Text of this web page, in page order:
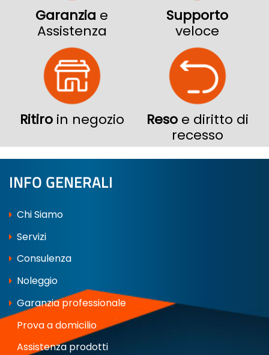
Garanzia e
Assistenza
Supporto
veloce
Ritiro in negozio Resoe diritto di
recesso
INFO GENERALI
Chi Siamo
Servizi
Consulenza
Noleggio
Garanzia professionale
Prova a domicilio
Assistenza prodotti